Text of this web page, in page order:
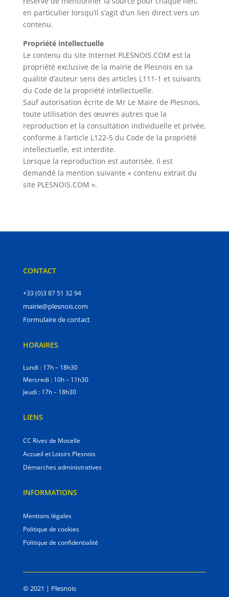
en particulier lorsqu’il s’agit d’un lien direct vers un
contenu.
Propriété intellectuelle
Le contenu du site Internet PLESNOIS.COM est la
propriété exclusive de la mairie de Plesnois en sa
qualité d’auteur sens des articles L111-1 et suivants
du Code de la propriété intellectuelle.
Sauf autorisation écrite de Mr Le Maire de Plesnois,
toute utilisation des œuvres autres que la
reproduction et la consultation individuelle et privée,
conforme à l’article L122-5 du Code de la propriété
intellectuelle, est interdite.
Lorsque la reproduction est autorisée, il est
demandé la mention suivante « contenu extrait du
site PLESNOIS.COM ».
CONTACT
+33 (0)3 87 51 32 94
mairie@plesnois.com
Formulaire de contact
HORAIRES
Lundi : 17h – 18h30
Mercredi : 10h – 11h30
Jeudi : 17h – 18h30
LIENS
CC Rives de Moselle
Accueil et Loisirs Plesnois
Démarches administratives
INFORMATIONS
Mentions légales
Politique de cookies
Politique de confidentialité
©2021 | Plesnois